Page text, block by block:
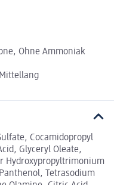
Ohne Ammoniak
Cocamidopropyl
Glyceryl Oleate,
Hydroxypropyltrimonium
Tetrasodium